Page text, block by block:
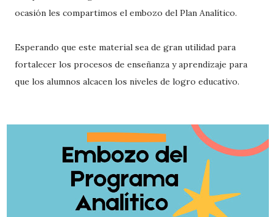
ocasión les compartimos el embozo del Plan Analítico.
Esperando que este material sea de gran utilidad para
fortalecer los procesos de enseñanza y aprendizaje para
que los alumnos alcacen los niveles de logro educativo.